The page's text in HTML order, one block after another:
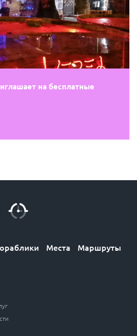
на бесплатные
Места Маршруты